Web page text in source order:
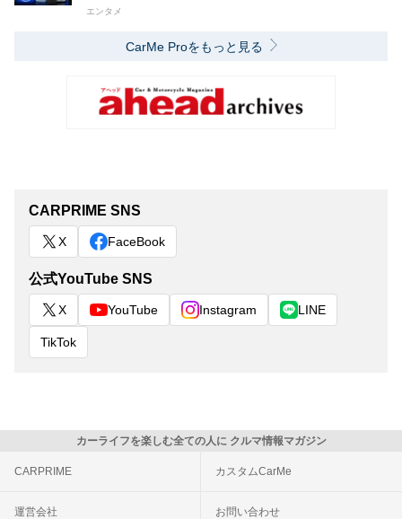
エンタメ
CarMe Proをもっと見る
CARPRIME SNS
X FaceBook
公式YouTube SNS
X YouTube Instagram LINE
TikTok
カーライフを楽しむ全ての人に クルマ情報マガジン
CARPRIME カスタムCarMe
運営会社 お問い合わせ